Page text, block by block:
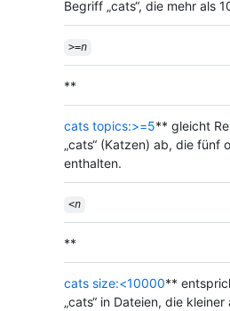
Begriff „cats“, die mehr als
>=n
**
cats topics:>=5** gleicht
„cats“ (Katzen) ab, die fünf
enthalten.
<n
**
cats size:<10000**
„cats“ in Dateien, die kleiner